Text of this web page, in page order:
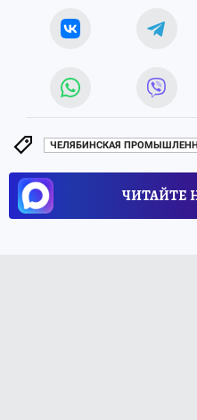
ЧЕЛЯБИНСКАЯ
ЧИТАЙТЕ